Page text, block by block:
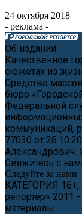
24 октября 2018
- реклама -
Об издании
Качественное
сюжетах из
Средство
бюро
Федеральной
коммуникаций,
77030 от
Александрович.
Свяжитесь с
Следуйте за нами
КАТЕГОРИЯ
репортёр» 2011
материалы.